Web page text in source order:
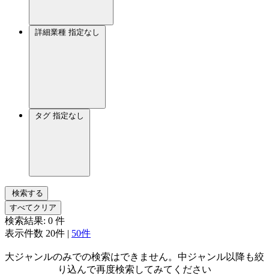
詳細業種 指定なし
タグ 指定なし
検索する
すべてクリア
検索結果: 0 件
表示件数 20件 | 50件
大ジャンルのみでの検索はできません。中ジャンル以降も絞
り込んで再度検索してみてください